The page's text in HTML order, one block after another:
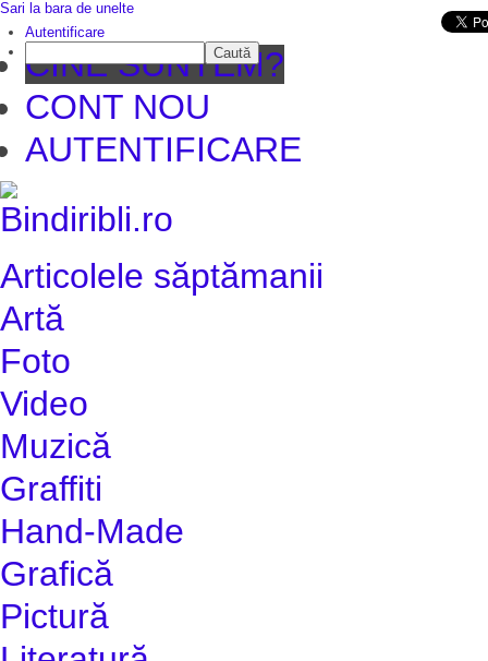
CINE SUNTEM?
CONT NOU
AUTENTIFICARE
Articolele săptămanii
Artă
Foto
Video
Muzică
Graffiti
Hand-Made
Grafică
Pictură
Sari la bara de unelte
Autentificare
Caută